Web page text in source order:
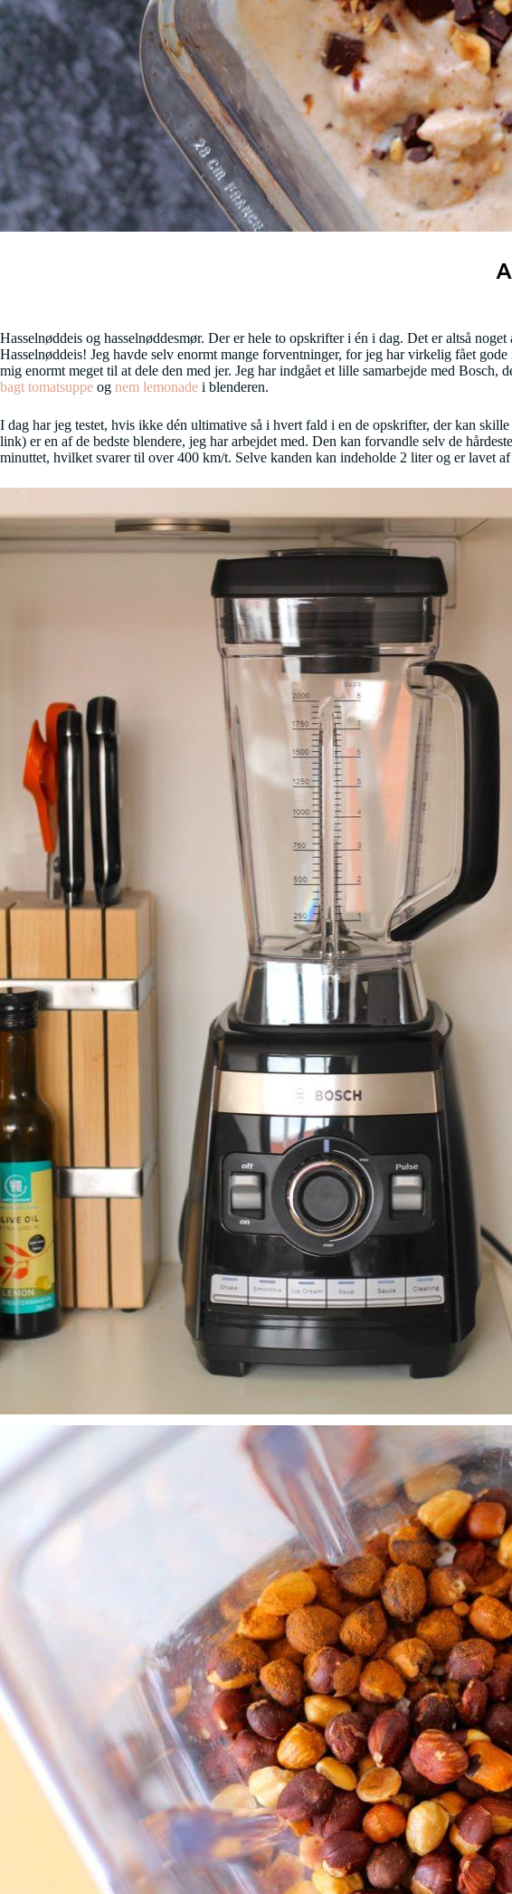
Hasselnøddeis og hasselnøddesmør. Der er hele to opskrifter i én i dag. Det er altså
Hasselnøddeis! Jeg havde selv enormt mange forventninger, for jeg har virkelig fået
mig enormt meget til at dele den med jer. Jeg har indgået et lille samarbejde med
bagt tomatsuppe og nem lemonade i blenderen.
I dag har jeg testet, hvis ikke dén ultimative så i hvert fald i en de opskrifter, der kan
link) er en af de bedste blendere, jeg har arbejdet med. Den kan forvandle selv de
minuttet, hvilket svarer til over 400 km/t. Selve kanden kan indeholde 2 liter og er lavet